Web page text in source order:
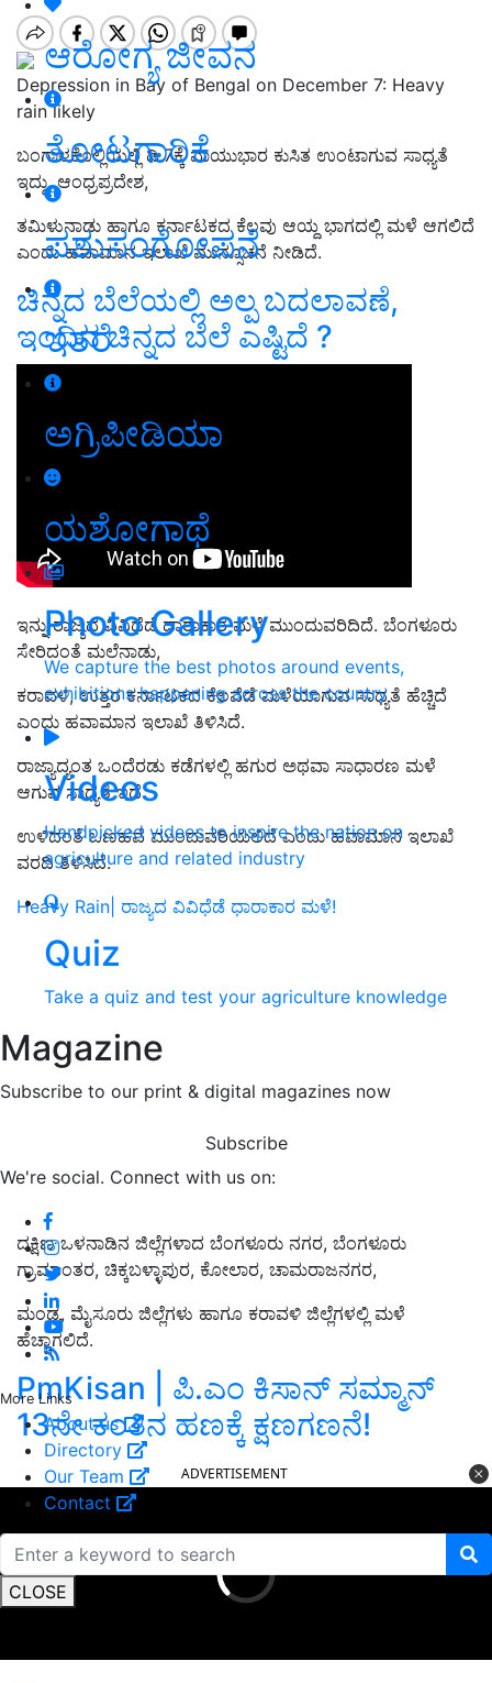
ಆರೋಗ್ಯ ಜೀವನ
ತೋಟಗಾರಿಕೆ
ಪಶುಸಂಗೋಪನೆ
ಇತರೆ
ಅಗ್ರಿಪೀಡಿಯಾ
ಯಶೋಗಾಥೆ
Photo Gallery
We capture the best photos around events,
exhibitions happening across the country
Videos
Handpicked videos to inspire the nation on
agriculture and related industry
Quiz
Take a quiz and test your agriculture knowledge
Magazine
Subscribe to our print & digital magazines now
Subscribe
We're social. Connect with us on:
More Links
About us
Directory
Our Team
Contact
CLOSE
Depression in Bay of Bengal on December 7: Heavy
rain likely
ಬಂಗಾಳಕೊಲ್ಲಿಯಲ್ಲಿ ಡಿ.7ಕ್ಕೆ ವಾಯುಭಾರ ಕುಸಿತ ಉಂಟಾಗುವ ಸಾಧ್ಯತೆ
ಇದ್ದು, ಆಂಧ್ರಪ್ರದೇಶ,
ತಮಿಳುನಾಡು ಹಾಗೂ ಕರ್ನಾಟಕದ ಕೆಲವು ಆಯ್ದ ಭಾಗದಲ್ಲಿ ಮಳೆ ಆಗಲಿದೆ
ಎಂದು ಹವಾಮಾನ ಇಲಾಖೆ ಮುನ್ಸೂಚನೆ ನೀಡಿದೆ.
ಚಿನ್ನದ ಬೆಲೆಯಲ್ಲಿ ಅಲ್ಪ ಬದಲಾವಣೆ,
ಇಂದಿನ ಚಿನ್ನದ ಬೆಲೆ ಎಷ್ಟಿದೆ ?
ಇನ್ನು ರಾಜ್ಯದ ವಿವಿಧೆಡೆ ಧಾರಾಕಾರ ಮಳೆ ಮುಂದುವರಿದಿದೆ. ಬೆಂಗಳೂರು
ಸೇರಿದಂತೆ ಮಲೆನಾಡು,
ಕರಾವಳಿ,ಉತ್ತರ ಕರ್ನಾಟಕದ ಕೆಲವೆಡೆ ಮಳೆಯಾಗುವಸಾಧ್ಯತೆ ಹೆಚ್ಚಿದೆ
ಎಂದು ಹವಾಮಾನ ಇಲಾಖೆ ತಿಳಿಸಿದೆ.
ರಾಜ್ಯಾದ್ಯಂತ ಒಂದೆರಡು ಕಡೆಗಳಲ್ಲಿ ಹಗುರ ಅಥವಾ ಸಾಧಾರಣ ಮಳೆ
ಆಗುವ ಸಾಧ್ಯತೆ ಇದೆ.
ಉಳಿದಂತೆ ಒಣಹವೆ ಮುಂದುವರಿಯಲಿದೆ ಎಂದು ಹವಾಮಾನ ಇಲಾಖೆ
ವರದಿ ತಿಳಿಸಿದೆ.
Heavy Rain| ರಾಜ್ಯದ ವಿವಿಧೆಡೆ ಧಾರಾಕಾರ ಮಳೆ!
ದಕ್ಷಿಣ ಒಳನಾಡಿನ ಜಿಲ್ಲೆಗಳಾದ ಬೆಂಗಳೂರು ನಗರ, ಬೆಂಗಳೂರು
ಗ್ರಾಮಾಂತರ, ಚಿಕ್ಕಬಳ್ಳಾಪುರ, ಕೋಲಾರ, ಚಾಮರಾಜನಗರ,
ಮಂಡ್ಯ, ಮೈಸೂರು ಜಿಲ್ಲೆಗಳು ಹಾಗೂ ಕರಾವಳಿ ಜಿಲ್ಲೆಗಳಲ್ಲಿ ಮಳೆ
ಹೆಚ್ಚಾಗಲಿದೆ.
PmKisan | ಪಿ.ಎಂ ಕಿಸಾನ್‌ ಸಮ್ಮಾನ್‌
13ನೇ ಕಂತಿನ ಹಣಕ್ಕೆ ಕ್ಷಣಗಣನೆ!
ADVERTISEMENT